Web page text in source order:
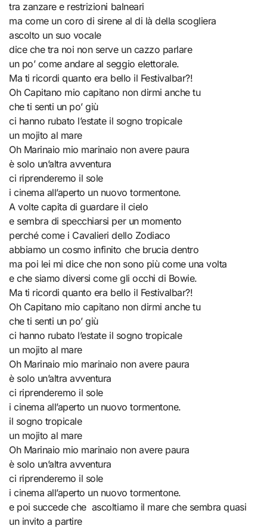
tra zanzare e restrizioni balneari
ma come un coro di sirene al di là della scogliera
ascolto un suo vocale
dice che tra noi non serve un cazzo parlare
un po’ come andare al seggio elettorale.
Ma ti ricordi quanto era bello il Festivalbar?!
Oh Capitano mio capitano non dirmi anche tu
che ti senti un po’ giù
ci hanno rubato l’estate il sogno tropicale
un mojito al mare
Oh Marinaio mio marinaio non avere paura
è solo un’altra avventura
ci riprenderemo il sole
i cinema all’aperto un nuovo tormentone.
A volte capita di guardare il cielo
e sembra di specchiarsi per un momento
perché come i Cavalieri dello Zodiaco
abbiamo un cosmo infinito che brucia dentro
ma poi lei mi dice che non sono più come una volta
e che siamo diversi come gli occhi di Bowie.
Ma ti ricordi quanto era bello il Festivalbar?!
Oh Capitano mio capitano non dirmi anche tu
che ti senti un po’ giù
ci hanno rubato l’estate il sogno tropicale
un mojito al mare
Oh Marinaio mio marinaio non avere paura
è solo un’altra avventura
ci riprenderemo il sole
i cinema all’aperto un nuovo tormentone.
il sogno tropicale
un mojito al mare
Oh Marinaio mio marinaio non avere paura
è solo un’altra avventura
ci riprenderemo il sole
i cinema all’aperto un nuovo tormentone.
e poi succede che ascoltiamo il mare che sembra quasi
un invito a partire